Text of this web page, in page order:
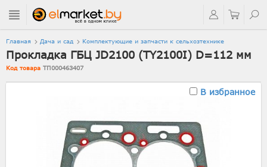
Главная Дача и сад Комплектующие и запчасти к сельхозтехнике
Прокладка ГБЦ JD2100 (TY2100I) D=112 мм
Код товара ТП000463407
В избранное